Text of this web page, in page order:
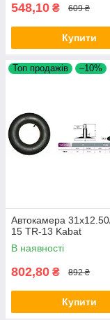
548,10 ₴ 609 ₴
Купити
Топ продажів –10%
Автокамера
15 TR-13 Kabat
В наявності
802,80 ₴ 892 ₴
Купити